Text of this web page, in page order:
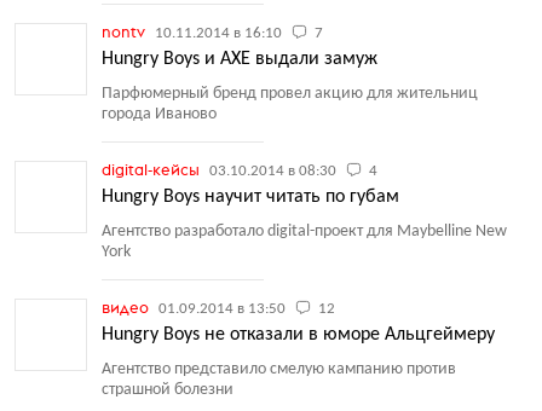
nontv 10.11.2014 в 16:10 7
Hungry Boys и AXE выдали замуж
Парфюмерный бренд провел акцию для жительниц
города Иваново
digital-кейсы 03.10.2014 в 08:30 4
Hungry Boys научит читать по губам
Агентство разработало digital-проект для Maybelline New
York
видео 01.09.2014 в 13:50 12
Hungry Boys не отказали в юморе Альцгеймеру
Агентство представило смелую кампанию против
страшной болезни